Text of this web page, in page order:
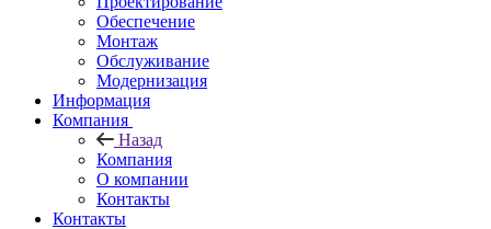
Обеспечение
Монтаж
Обслуживание
Модернизация
Информация
Компания
Назад
Компания
О компании
Контакты
Контакты